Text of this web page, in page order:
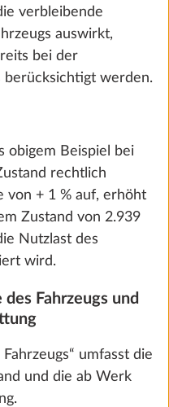
14,0 kg
verbleibende
auswirkt,
bei der
berücksichtigt werden.
obigem Beispiel bei
rechtlich
von + 1 % auf, erhöht
Zustand von 2.939
Nutzlast des
wird.
Fahrzeugs und
umfasst die
und die ab Werk